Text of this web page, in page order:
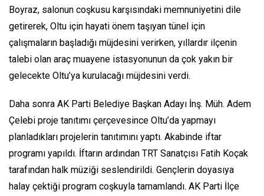
Boyraz, salonun coşkusu karşısındaki memnuniyetini dile
getirerek, Oltu için hayati önem taşıyan tünel için
çalışmaların başladığı müjdesini verirken, yıllardır ilçenin
talebi olan araç muayene istasyonunun da çok yakın bir
gelecekte Oltu’ya kurulacağı müjdesini verdi.
Daha sonra AK Parti Belediye Başkan Adayı İnş. Müh. Adem
Çelebi proje tanıtımı çerçevesince Oltu’da yapmayı
planladıkları projelerin tanıtımını yaptı. Akabinde iftar
programı yapıldı. İftarın ardından TRT Sanatçısı Fatih Koçak
tarafından halk müziği seslendirildi. Gençlerin doyasıya
halay çektiği program coşkuyla tamamlandı. AK Parti İlçe